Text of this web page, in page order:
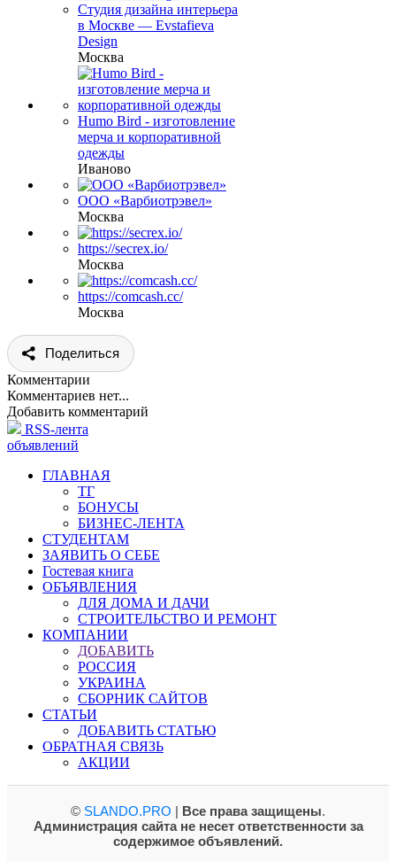
Студия дизайна интерьера
в Москве — Evstafieva
Design
Москва
Humo Bird - изготовление
мерча и корпоративной
одежды
Иваново
ООО «Варбиотрэвел»
Москва
https://secrex.io/
Москва
https://comcash.cc/
Москва
Поделиться
Комментарии
Комментариев нет...
Добавить комментарий
RSS-лента
объявлений
ГЛАВНАЯ
ТГ
БОНУСЫ
БИЗНЕС-ЛЕНТА
СТУДЕНТАМ
ЗАЯВИТЬ О СЕБЕ
Гостевая книга
ОБЪЯВЛЕНИЯ
ДЛЯ ДОМА И ДАЧИ
СТРОИТЕЛЬСТВО И РЕМОНТ
КОМПАНИИ
ДОБАВИТЬ
РОССИЯ
УКРАИНА
СБОРНИК САЙТОВ
СТАТЬИ
ДОБАВИТЬ СТАТЬЮ
ОБРАТНАЯ СВЯЗЬ
АКЦИИ
© SLANDO.PRO | Все права защищены.
Администрация сайта не несет ответственности за
содержимое объявлений.